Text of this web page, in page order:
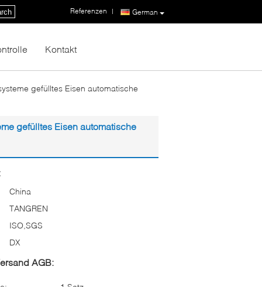
German
Referenzen |
Kontakt
gefülltes Eisen automatische
gefülltes Eisen automatische
China
TANGREN
ISO,SGS
DX
AGB: